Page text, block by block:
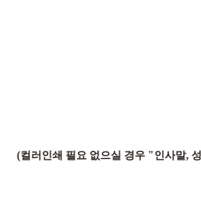
(컬러인쇄 필요 없으실 경우 "인사말,